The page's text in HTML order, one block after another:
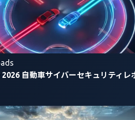
自動車サイバーセキュリティレ
て距離を計算します。
数範囲と低い電力スペクトル密度
他の無線技術からの干渉が最小限
、混雑した環境でも確実な通信
UWBは高速データ転送に対応
量のデータ交換が必要なアプリ
ています。